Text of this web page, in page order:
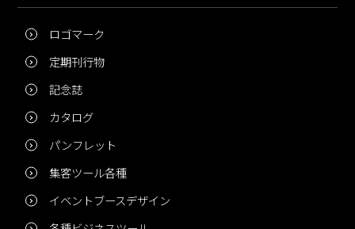
ロゴマーク
定期刊行物
記念誌
カタログ
パンフレット
集客ツール各種
イベントブースデザイン